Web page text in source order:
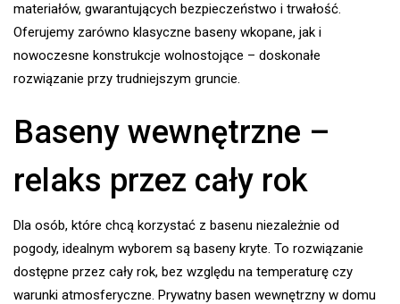
materiałów, gwarantujących bezpieczeństwo i trwałość.
Oferujemy zarówno klasyczne baseny wkopane, jak i
nowoczesne konstrukcje wolnostojące – doskonałe
rozwiązanie przy trudniejszym gruncie.
Baseny wewnętrzne –
relaks przez cały rok
Dla osób, które chcą korzystać z basenu niezależnie od
pogody, idealnym wyborem są baseny kryte. To rozwiązanie
dostępne przez cały rok, bez względu na temperaturę czy
warunki atmosferyczne. Prywatny basen wewnętrzny w domu